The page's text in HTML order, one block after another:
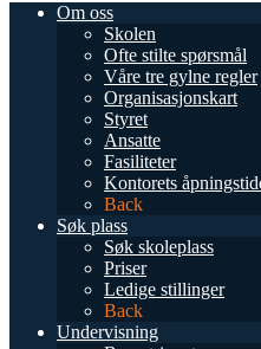
Om oss
Skolen
Ofte stilte spørsmål
Våre tre gylne regler
Organisasjonskart
Styret
Ansatte
Fasiliteter
Kontorets
Back
Søk plass
Søk skoleplass
Priser
Ledige stillinger
Back
Undervisning